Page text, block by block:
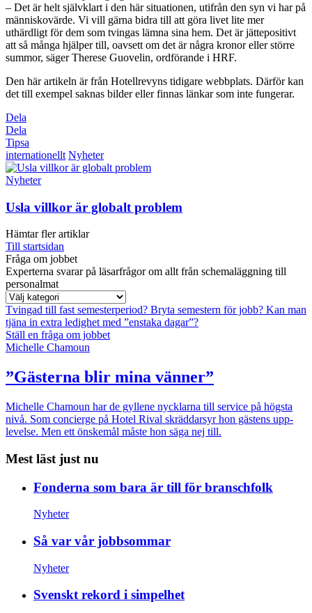
– Det är helt självklart i den här situationen, utifrån den syn vi har på
människovärde. Vi vill gärna bidra till att göra livet lite mer
uthärdligt för dem som tvingas lämna sina hem. Det är jättepositivt
att så många hjälper till, oavsett om det är några kronor eller större
summor, säger Therese Guovelin, ordförande i HRF.
Den här artikeln är från Hotellrevyns tidigare webbplats. Därför kan
det till exempel saknas bilder eller finnas länkar som inte fungerar.
Dela
Dela
Tipsa
internationellt Nyheter
Nyheter
Usla villkor är globalt problem
Hämtar fler artiklar
Till startsidan
Fråga om jobbet
Experterna svarar på läsarfrågor om allt från schemaläggning till
personalmat
Tvingad till fast semesterperiod? Bryta semestern för jobb? Kan man
tjäna in extra ledighet med ”enstaka dagar”?
Ställ en fråga om jobbet
Michelle Chamoun
”Gästerna blir mina vänner”
Michelle Chamoun har de gyllene nycklarna till service på högsta
nivå. Som concierge på Hotel Rival skräddarsyr hon gästens upp­
levelse. Men ett önskemål måste hon säga nej till.
Mest läst just nu
Fonderna som bara är till för branschfolk
Nyheter
Så var vår jobbsommar
Nyheter
Svenskt rekord i simpelhet